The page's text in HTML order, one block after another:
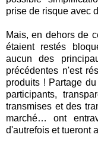
prise de risque avec
Mais, en dehors de
étaient restés
aucun des
précédentes n'est
produits ! Partage
participants,
transmises et des
marché… ont
d'autrefois et tueront